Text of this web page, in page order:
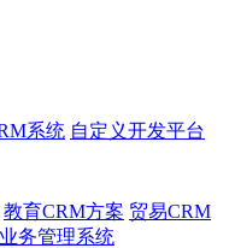
系统 自定义开发平台
教育CRM方案 贸易CRM
务管理系统